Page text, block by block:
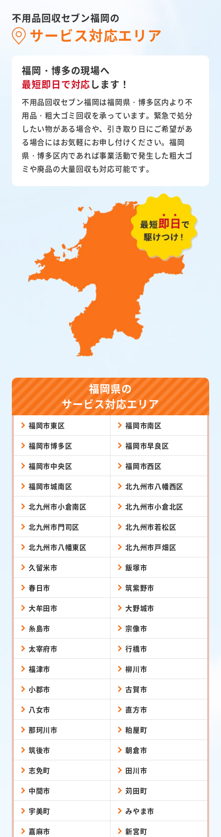
不用品回収セブン福岡の
サービス対応エリア
福岡・博多の現場へ
最短即日で対応します！
不用品回収セブン福岡は福岡県・博多区内より不
用品・粗大ゴミ回収を承っています。緊急で処分
したい物がある場合や、引き取り日にご希望があ
る場合にはお気軽にお申し付けください。福岡
県・博多区内であれば事業活動で発生した粗大ゴ
ミや廃品の大量回収も対応可能です。
福岡県の
サービス対応エリア
福岡市東区 福岡市南区
福岡市博多区 福岡市早良区
福岡市中央区 福岡市西区
福岡市城南区 北九州市八幡西区
北九州市小倉南区 北九州市小倉北区
北九州市門司区 北九州市若松区
北九州市八幡東区 北九州市戸畑区
久留米市 飯塚市
春日市 筑紫野市
大牟田市 大野城市
糸島市 宗像市
太宰府市 行橋市
福津市 柳川市
小郡市 古賀市
八女市 直方市
那珂川市 粕屋町
筑後市 朝倉市
志免町 田川市
中間市 苅田町
宇美町 みやま市
嘉麻市 新宮町